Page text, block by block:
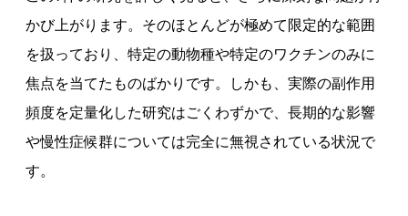
かび上がります。そのほとんどが極めて限定的な範囲
を扱っており、特定の動物種や特定のワクチンのみに
焦点を当てたものばかりです。しかも、実際の副作用
頻度を定量化した研究はごくわずかで、長期的な影響
や慢性症候群については完全に無視されている状況で
す。